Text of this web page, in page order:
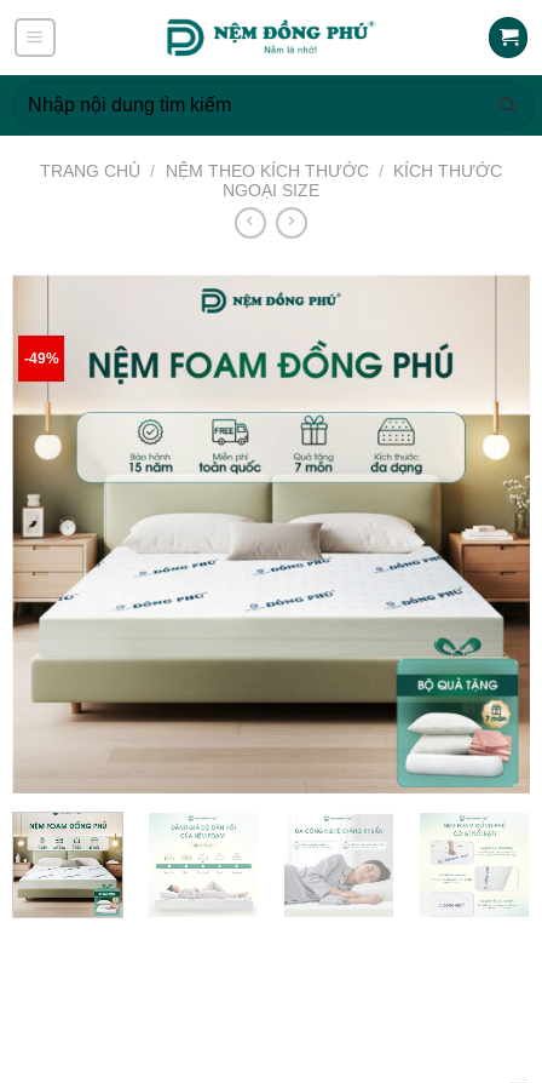
Skip
content
kiếm:
TRANG CHỦ / NỆM THEO KÍCH THƯỚC / KÍCH THƯỚC
NGOẠI SIZE
-49%